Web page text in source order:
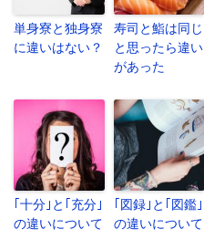
単身寮と独身寮
に違いはない？
寿司と鮨は同じ
と思ったら違い
があった
｢十分｣と｢充分｣
の違いについて
｢図録｣と｢図鑑｣
の違いについて